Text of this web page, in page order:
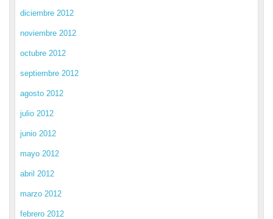
diciembre 2012
noviembre 2012
octubre 2012
septiembre 2012
agosto 2012
julio 2012
junio 2012
mayo 2012
abril 2012
marzo 2012
febrero 2012